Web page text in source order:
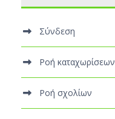
Σύνδεση
Ροή καταχωρίσεων
Ροή σχολίων